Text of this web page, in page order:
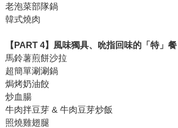
老泡菜部隊鍋
韓式燒肉
【PART 4】風味獨具、吮指回味的「特」餐
馬鈴薯煎餅沙拉
超簡單涮涮鍋
焗烤奶油餃
炒血腸
牛肉拌豆芽 & 牛肉豆芽炒飯
照燒雞翅腿